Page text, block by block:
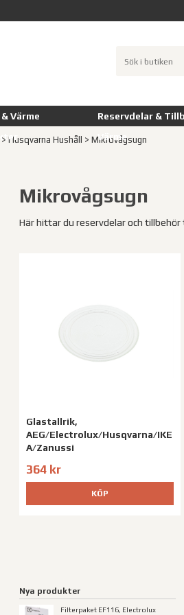
Värme
Reservdelar &
Värme
> Husqvarna Hushåll > Mikrovågsugn
Mikrovågsugn
Här hittar du reservdelar och
Glastallrik,
AEG/Electrolux/Husqvarna/IKE
A/Zanussi
364 kr
KÖP
Nya produkter
Filterpaket EF116, Electrolux